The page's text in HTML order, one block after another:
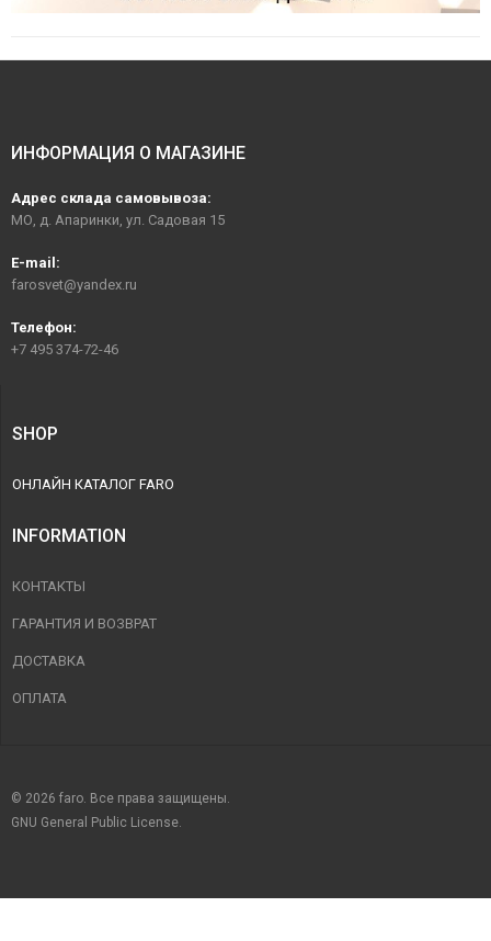
ИНФОРМАЦИЯ О МАГАЗИНЕ
Адрес склада самовывоза:
МО, д. Апаринки, ул. Садовая 15
E-mail:
farosvet@yandex.ru
Телефон:
+7 495 374-72-46
SHOP
ОНЛАЙН КАТАЛОГ FARO
INFORMATION
КОНТАКТЫ
ГАРАНТИЯ И ВОЗВРАТ
ДОСТАВКА
ОПЛАТА
© 2026 faro. Все права защищены.
GNU General Public License.